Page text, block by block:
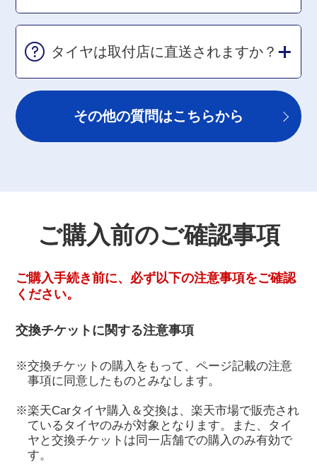
タイヤは取付店に直送されますか？
その他の質問はこちらから
ご購入前のご確認事項
ご購入手続き前に、必ず以下の注意事項をご確認
ください。
交換チケットに関する注意事項
※交換チケットの購入をもって、ページ記載の注意
事項に同意したものとみなします。
※楽天Carタイヤ購入＆交換は、楽天市場で販売され
ているタイヤのみが対象となります。また、タイ
ヤと交換チケットは同一店舗での購入のみ有効で
す。